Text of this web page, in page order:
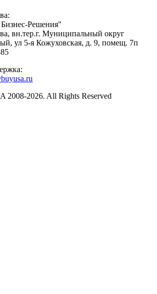
Решения"
вн.тер.г. Муниципальный округ
ул 5-я Кожуховская, д. 9, помещ. 7п
2008-2026. All Rights Reserved